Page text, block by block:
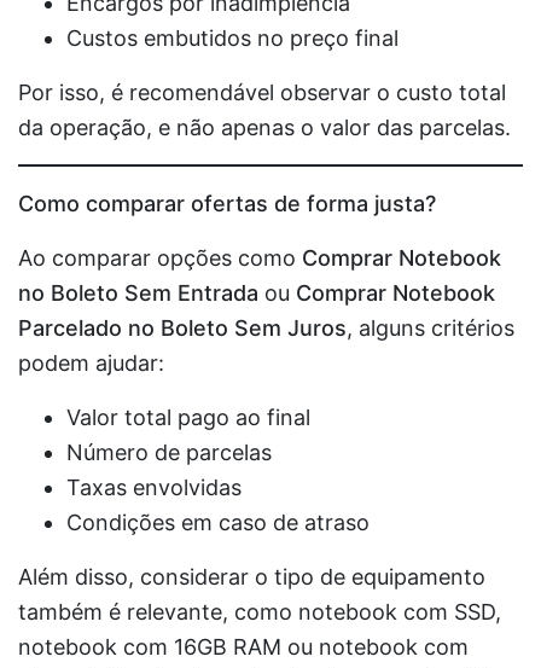
Custos embutidos no preço final
Por isso, é recomendável observar o custo total
da operação, e não apenas o valor das parcelas.
Como comparar ofertas de forma justa?
Ao comparar opções como Comprar Notebook
no Boleto Sem Entrada ou Comprar Notebook
Parcelado no Boleto Sem Juros, alguns critérios
podem ajudar:
Valor total pago ao final
Número de parcelas
Taxas envolvidas
Condições em caso de atraso
Além disso, considerar o tipo de equipamento
também é relevante, como notebook com SSD,
notebook com 16GB RAM ou notebook com